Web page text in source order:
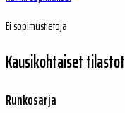
Ei sopimustietoja
Kausikohtaiset tilastot
Runkosarja